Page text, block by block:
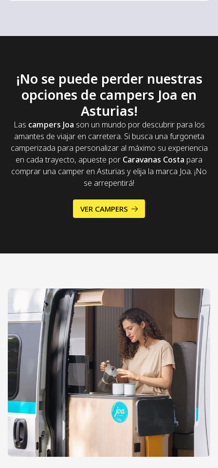
¡No se puede perder nuestras
opciones de campers Joa en
Asturias!
Las campers Joa son un mundo por descubrir para los
amantes de viajar en carretera. Si busca una furgoneta
camperizada para personalizar al máximo su experiencia
en cada trayecto, apueste por Caravanas Costa para
comprar una camper en Asturias y elija la marca Joa. ¡No
se arrepentirá!
VER CAMPERS